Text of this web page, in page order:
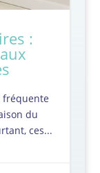
:
fréquente
du
ces...